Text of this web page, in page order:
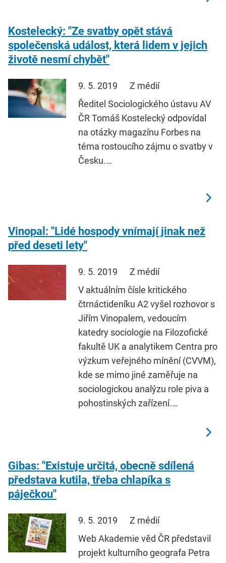
Kostelecký: "Ze svatby opět stává
společenská událost, která lidem v jejich
životě nesmí chybět"
9. 5. 2019
Z médií
Ředitel Sociologického ústavu AV
ČR Tomáš Kostelecký odpovídal
na otázky magazínu Forbes na
téma rostoucího zájmu o svatby v
Česku.…
Vinopal: "Lidé hospody vnímají jinak než
před deseti lety"
9. 5. 2019
Z médií
V aktuálním čísle kritického
čtrnáctideníku A2 vyšel rozhovor s
Jiřím Vinopalem, vedoucím
katedry sociologie na Filozofické
fakultě UK a analytikem Centra pro
výzkum veřejného mínění (CVVM),
kde se mimo jiné zaměřuje na
sociologickou analýzu role piva a
pohostinských zařízení.…
Gibas: "Existuje určitá, obecně sdílená
představa kutila, třeba chlapíka s
páječkou"
9. 5. 2019
Z médií
Web Akademie věd ČR představil
projekt kulturního geografa Petra